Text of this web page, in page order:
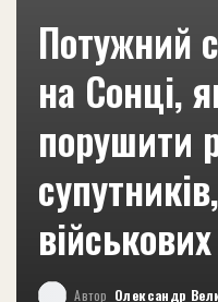
Потужний
на Сонці,
порушити
Автор Олександр